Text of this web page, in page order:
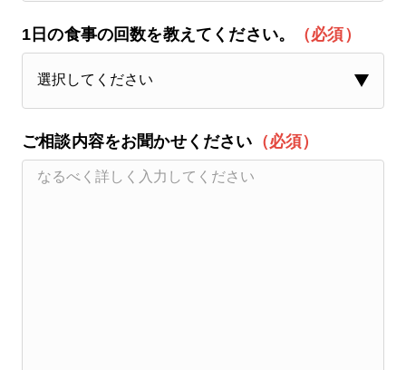
1日の食事の回数を教えてください。 （必須）
ご相談内容をお聞かせください （必須）